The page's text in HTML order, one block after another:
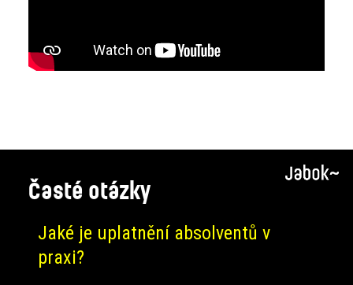
Časté otázky
Jaké je uplatnění absolventů v
praxi?